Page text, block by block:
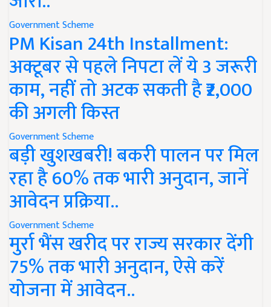
Government Scheme
PM Kisan 24th Installment:
अक्टूबर से पहले निपटा लें ये 3 जरूरी
काम, नहीं तो अटक सकती है ₹2,000
की अगली किस्त
Government Scheme
बड़ी खुशखबरी! बकरी पालन पर मिल
रहा है 60% तक भारी अनुदान, जानें
आवेदन प्रक्रिया..
Government Scheme
मुर्रा भैंस खरीद पर राज्य सरकार देंगी
75% तक भारी अनुदान, ऐसे करें
योजना में आवेदन..